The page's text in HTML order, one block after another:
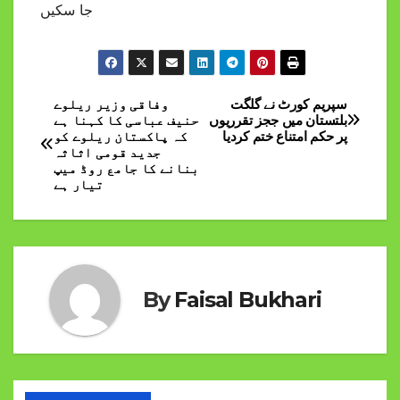
جا سکیں
Post
navigation
سپریم کورٹ نے گلگت
بلتستان میں ججز تقرریوں
پر حکم امتناع ختم کردیا
وفاقی وزیر ریلوے
حنیف عباسی کا کہنا ہے
کہ پاکستان ریلوے کو
جدید قومی اثاثہ
بنانے کا جامع روڈ میپ
تیار ہے
ByFaisal Bukhari